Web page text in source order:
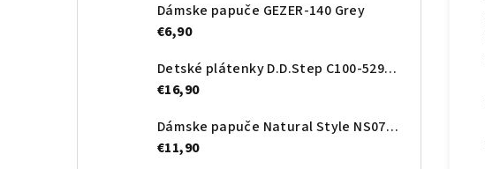
Dámske papuče GEZER-140 Grey
€6,90
Detské plátenky D.D.Step C100-52989A Royal blue
€16,90
Dámske papuče Natural Style NS075 sivé
€11,90